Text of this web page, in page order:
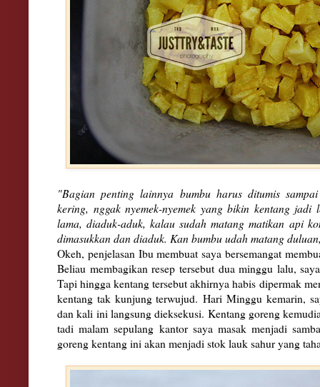
"Bagian penting lainnya bumbu harus ditumis
kering, nggak nyemek-nyemek yang bikin kentang jadi
lama, diaduk-aduk, kalau sudah matang matikan api
dimasukkan dan diaduk. Kan bumbu udah matang
Okeh, penjelasan Ibu membuat saya bersemangat
Beliau membagikan resep tersebut dua minggu lalu,
Tapi hingga kentang tersebut akhirnya habis dipermak
kentang tak kunjung terwujud.Hari Minggu kemarin,
dan kali ini langsung dieksekusi. Kentang goreng
tadi malam sepulang kantor saya masak menjadi
goreng kentang ini akan menjadi stok lauk sahur yang